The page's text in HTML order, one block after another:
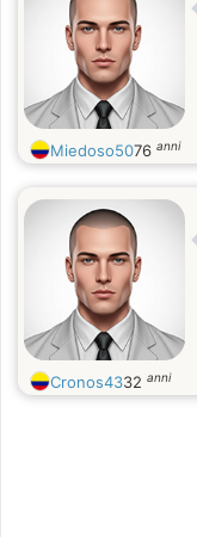
Miedoso5076 anni
Cronos4332 anni